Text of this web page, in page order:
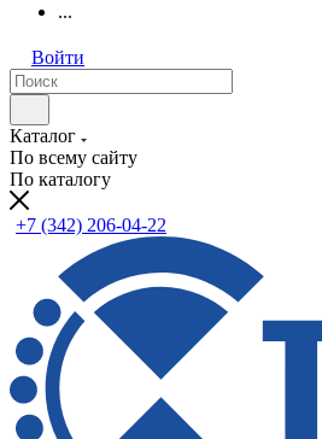
...
Войти
Каталог
По всему сайту
По каталогу
+7 (342) 206-04-22